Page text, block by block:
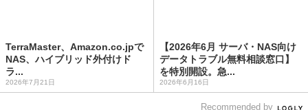
TerraMaster、Amazon.co.jpで
NAS、ハイブリッド外付けド
ラ...
2026年7月21日
【2026年6月 サーバ・NAS向け
データトラブル無料相談窓口】
を特別開設。急...
2026年6月16日
Recommended by